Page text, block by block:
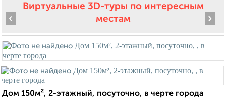
Виртуальные 3D-туры по интересным
местам
‹ ›
Дом 150м², 2-этажный, посуточно, в черте города